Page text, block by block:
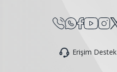
Erişim Destek